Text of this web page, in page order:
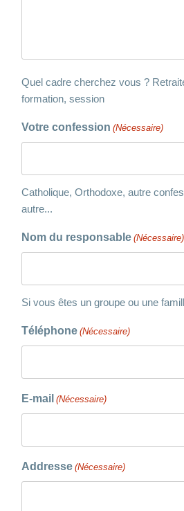
Quel cadre cherchez vous ?
formation, session
Votre confession (Nécessaire)
Catholique, Orthodoxe, autre
autre...
Nom du responsable (Nécessaire)
Si vous êtes un groupe ou une
Téléphone (Nécessaire)
E-mail (Nécessaire)
Addresse (Nécessaire)